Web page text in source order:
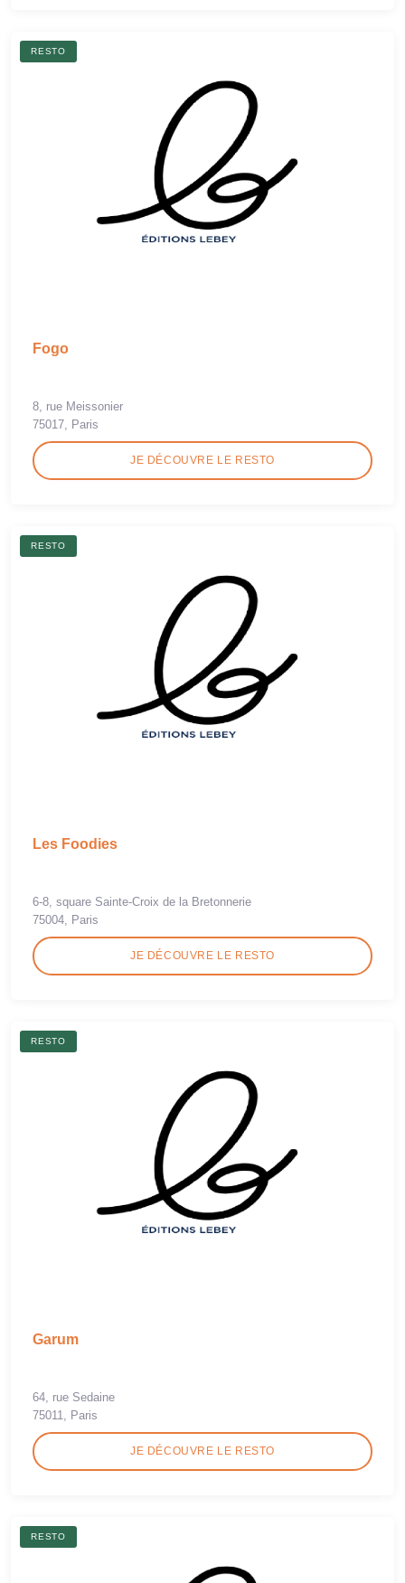
RESTO
Fogo
8, rue Meissonier
75017, Paris
JE DÉCOUVRE LE RESTO
RESTO
Les Foodies
6-8, square Sainte-Croix de la Bretonnerie
75004, Paris
JE DÉCOUVRE LE RESTO
RESTO
Garum
64, rue Sedaine
75011, Paris
JE DÉCOUVRE LE RESTO
RESTO